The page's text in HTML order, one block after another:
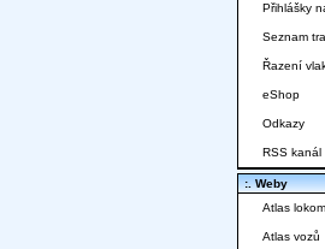
Přihlášky
Seznam
Řazení
eShop
Odkazy
RSS kanál
:. Weby
Atlas
Atlas vozů